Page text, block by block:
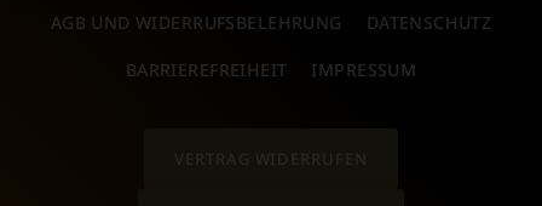
AGB UND WIDERRUFSBELEHRUNG DATENSCHUTZ
BARRIEREFREIHEIT IMPRESSUM
VERTRAG WIDERRUFEN